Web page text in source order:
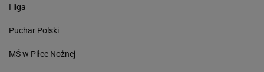
I liga
Puchar Polski
MŚ w Piłce Nożnej